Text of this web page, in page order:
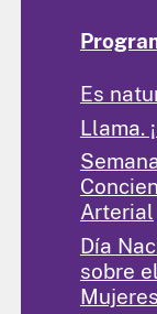
Es
Llama.
Arterial
Día
sobre